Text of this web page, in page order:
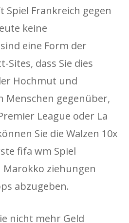
Frankreich gegen
keine
eine Form der
dass Sie dies
Hochmut und
Menschen gegenüber,
League oder La
Sie die Walzen 10x
fifa wm Spiel
Marokko ziehungen
abzugeben.
nicht mehr Geld